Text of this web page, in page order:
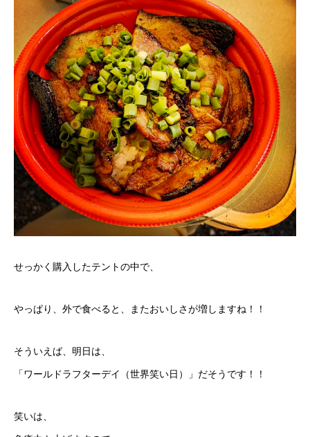
せっかく購入したテントの中で、
やっぱり、外で食べると、またおいしさが増しますね！！
そういえば、明日は、
「ワールドラフターデイ（世界笑い日）」だそうです！！
笑いは、